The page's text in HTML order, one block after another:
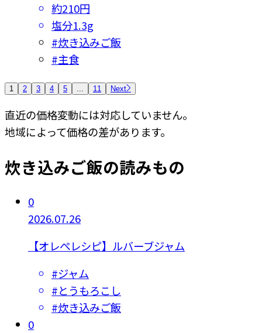
約210円
塩分1.3g
#炊き込みご飯
#主食
1 2 3 4 5 ... 11 Next
直近の価格変動には対応していません。
地域によって価格の差があります。
炊き込みご飯の読みもの
0
2026.07.26
【オレぺレシピ】ルバーブジャム
#ジャム
#とうもろこし
#炊き込みご飯
0